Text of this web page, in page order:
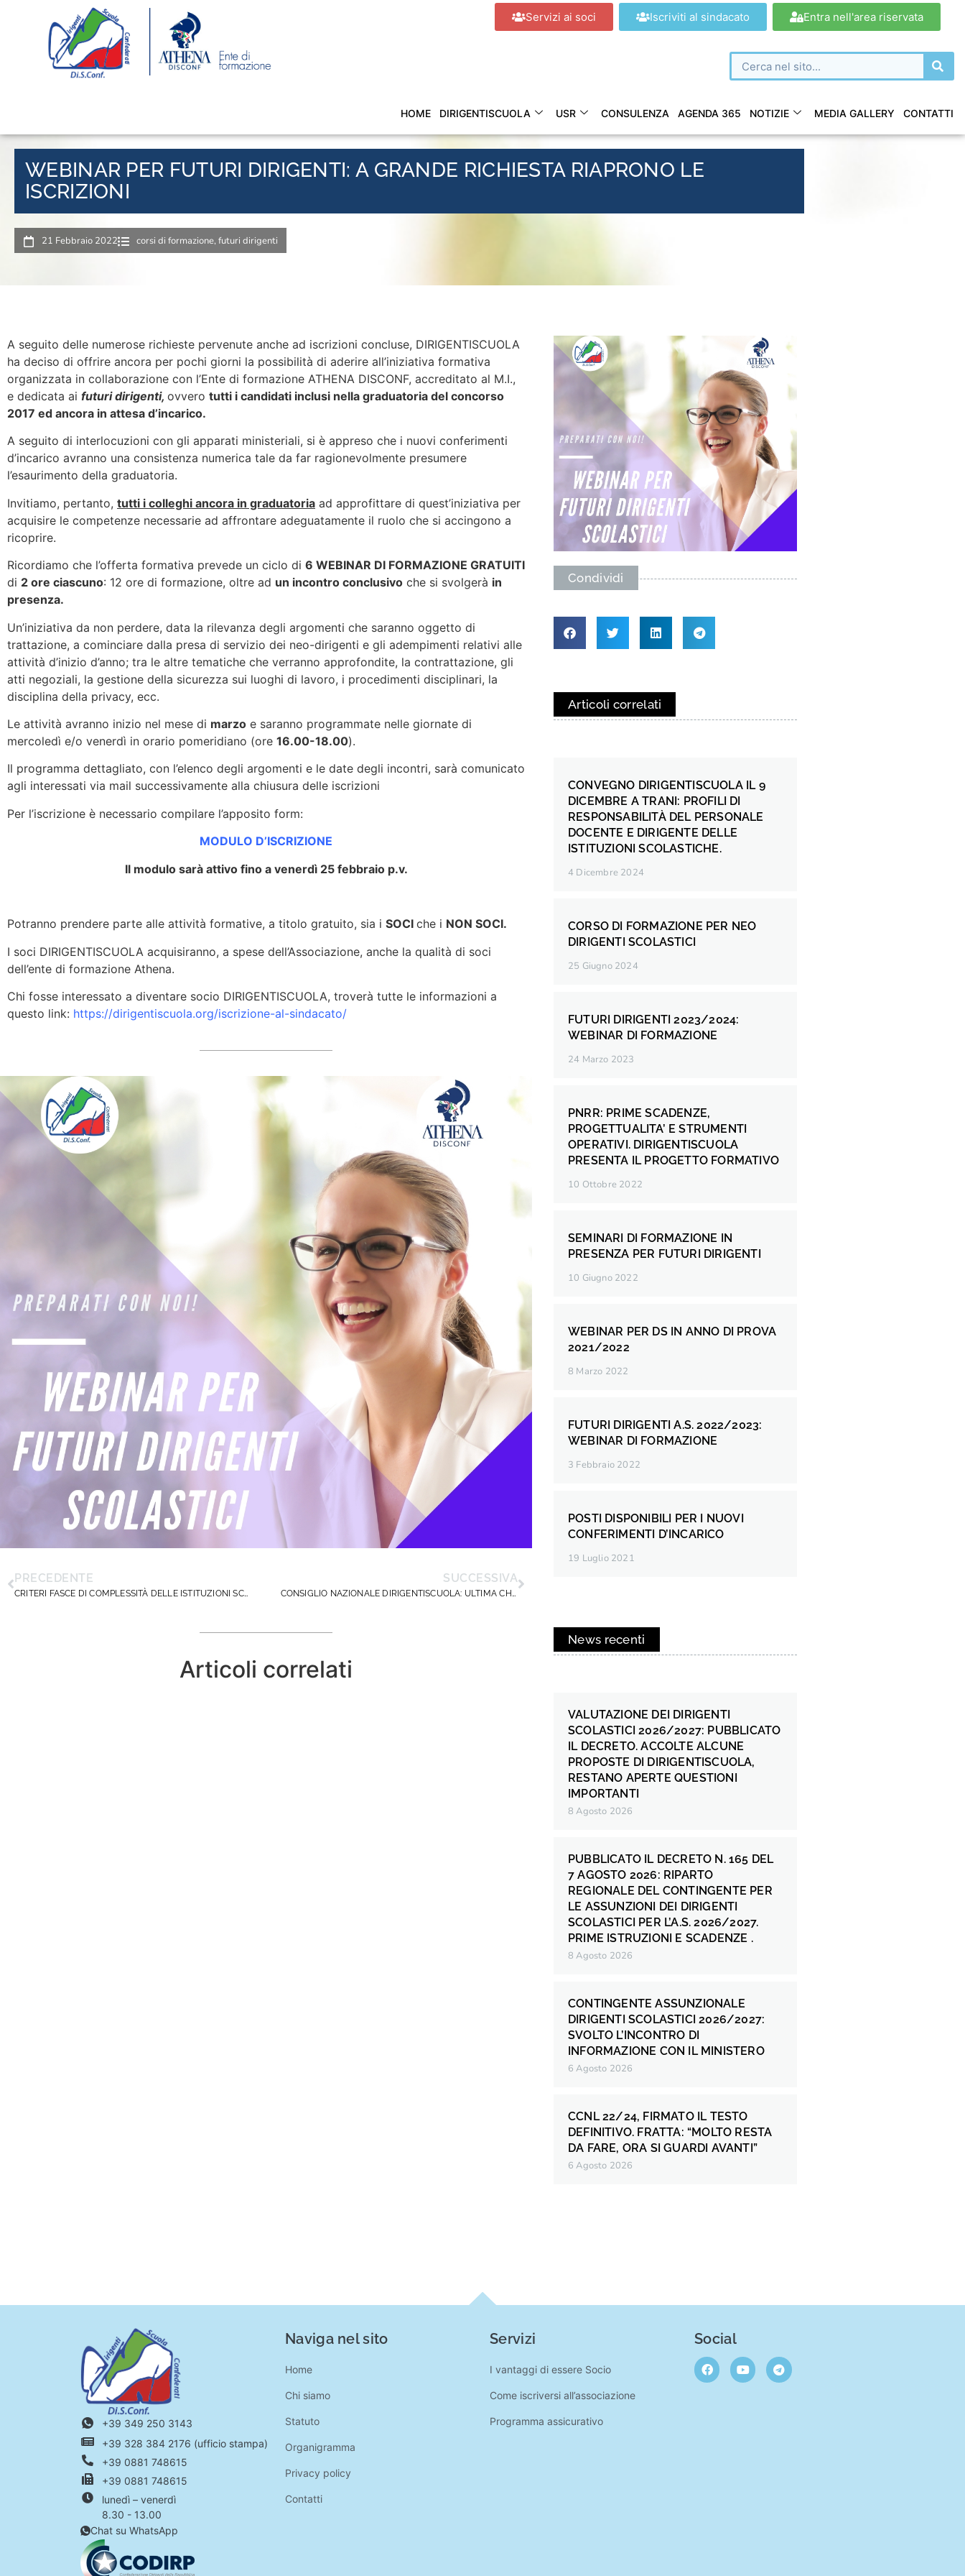
Servizi ai soci Iscriviti al sindacato Entra nell'area riservata
HOME DIRIGENTISCUOLA USR CONSULENZA AGENDA 365 NOTIZIE MEDIA GALLERY CONTATTI
WEBINAR PER FUTURI DIRIGENTI: A GRANDE RICHIESTA RIAPRONO LE
ISCRIZIONI
21 Febbraio 2022 corsi di formazione, futuri dirigenti
A seguito delle numerose richieste pervenute anche ad iscrizioni concluse, DIRIGENTISCUOLA
ha deciso di offrire ancora per pochi giorni la possibilità di aderire all’iniziativa formativa
organizzata in collaborazione con l’Ente di formazione ATHENA DISCONF, accreditato al M.I.,
e dedicata ai futuri dirigenti, ovvero tutti i candidati inclusi nella graduatoria del concorso
2017 ed ancora in attesa d’incarico.
A seguito di interlocuzioni con gli apparati ministeriali, si è appreso che i nuovi conferimenti
d’incarico avranno una consistenza numerica tale da far ragionevolmente presumere
l’esaurimento della graduatoria.
Invitiamo, pertanto, tutti i colleghi ancora in graduatoria ad approfittare di quest’iniziativa per
acquisire le competenze necessarie ad affrontare adeguatamente il ruolo che si accingono a
ricoprire.
Ricordiamo che l’offerta formativa prevede un ciclo di 6 WEBINAR DI FORMAZIONE GRATUITI
di 2 ore ciascuno: 12 ore di formazione, oltre ad un incontro conclusivo che si svolgerà in
presenza.
Un’iniziativa da non perdere, data la rilevanza degli argomenti che saranno oggetto di
trattazione, a cominciare dalla presa di servizio dei neo-dirigenti e gli adempimenti relativi alle
attività d’inizio d’anno; tra le altre tematiche che verranno approfondite, la contrattazione, gli
atti negoziali, la gestione della sicurezza sui luoghi di lavoro, i procedimenti disciplinari, la
disciplina della privacy, ecc.
Le attività avranno inizio nel mese di marzo e saranno programmate nelle giornate di
mercoledì e/o venerdì in orario pomeridiano (ore 16.00-18.00).
Il programma dettagliato, con l’elenco degli argomenti e le date degli incontri, sarà comunicato
agli interessati via mail successivamente alla chiusura delle iscrizioni
Per l’iscrizione è necessario compilare l’apposito form:
MODULO D’ISCRIZIONE
Il modulo sarà attivo fino a venerdì 25 febbraio p.v.
Potranno prendere parte alle attività formative, a titolo gratuito, sia i SOCI che i NON SOCI.
I soci DIRIGENTISCUOLA acquisiranno, a spese dell’Associazione, anche la qualità di soci
dell’ente di formazione Athena.
Chi fosse interessato a diventare socio DIRIGENTISCUOLA, troverà tutte le informazioni a
questo link: https://dirigentiscuola.org/iscrizione-al-sindacato/
PRECEDENTE
CRITERI FASCE DI COMPLESSITÀ DELLE ISTITUZIONI SCOLASTICHE: DIRIGENTISCUOLA SOLLECITA LA RIAPERTURA DEL TAVOLO DI CONFRONTO
SUCCESSIVA
CONSIGLIO NAZIONALE DIRIGENTISCUOLA: ULTIMA CHANCE PER IL MINISTERO!
Articoli correlati
Condividi
Articoli correlati
CONVEGNO DIRIGENTISCUOLA IL 9
DICEMBRE A TRANI: PROFILI DI
RESPONSABILITÀ DEL PERSONALE
DOCENTE E DIRIGENTE DELLE
ISTITUZIONI SCOLASTICHE.
4 Dicembre 2024
CORSO DI FORMAZIONE PER NEO
DIRIGENTI SCOLASTICI
25 Giugno 2024
FUTURI DIRIGENTI 2023/2024:
WEBINAR DI FORMAZIONE
24 Marzo 2023
PNRR: PRIME SCADENZE,
PROGETTUALITA’ E STRUMENTI
OPERATIVI. DIRIGENTISCUOLA
PRESENTA IL PROGETTO FORMATIVO
10 Ottobre 2022
SEMINARI DI FORMAZIONE IN
PRESENZA PER FUTURI DIRIGENTI
10 Giugno 2022
WEBINAR PER DS IN ANNO DI PROVA
2021/2022
8 Marzo 2022
FUTURI DIRIGENTI A.S. 2022/2023:
WEBINAR DI FORMAZIONE
3 Febbraio 2022
POSTI DISPONIBILI PER I NUOVI
CONFERIMENTI D’INCARICO
19 Luglio 2021
News recenti
VALUTAZIONE DEI DIRIGENTI
SCOLASTICI 2026/2027: PUBBLICATO
IL DECRETO. ACCOLTE ALCUNE
PROPOSTE DI DIRIGENTISCUOLA,
RESTANO APERTE QUESTIONI
IMPORTANTI
8 Agosto 2026
PUBBLICATO IL DECRETO N. 165 DEL
7 AGOSTO 2026: RIPARTO
REGIONALE DEL CONTINGENTE PER
LE ASSUNZIONI DEI DIRIGENTI
SCOLASTICI PER L’A.S. 2026/2027.
PRIME ISTRUZIONI E SCADENZE .
8 Agosto 2026
CONTINGENTE ASSUNZIONALE
DIRIGENTI SCOLASTICI 2026/2027:
SVOLTO L’INCONTRO DI
INFORMAZIONE CON IL MINISTERO
6 Agosto 2026
CCNL 22/24, FIRMATO IL TESTO
DEFINITIVO. FRATTA: “MOLTO RESTA
DA FARE, ORA SI GUARDI AVANTI”
6 Agosto 2026
+39 349 250 3143
+39 328 384 2176 (ufficio stampa)
+39 0881 748615
+39 0881 748615
lunedì – venerdì
8.30 - 13.00
Chat su WhatsApp
Naviga nel sito
Home
Chi siamo
Statuto
Organigramma
Privacy policy
Contatti
Servizi
I vantaggi di essere Socio
Come iscriversi all’associazione
Programma assicurativo
Social